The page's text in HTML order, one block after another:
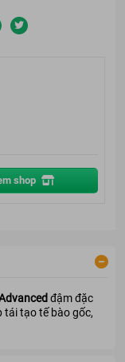
shop
đậm đặc
tái tạo tế bào gốc,